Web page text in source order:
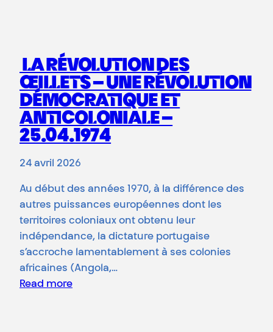
LA RÉVOLUTION DES
ŒILLETS – UNE RÉVOLUTION
DÉMOCRATIQUE ET
ANTICOLONIALE –
25.04.1974
24 avril 2026
Au début des années 1970, à la différence des
autres puissances européennes dont les
territoires coloniaux ont obtenu leur
indépendance, la dictature portugaise
s’accroche lamentablement à ses colonies
africaines (Angola,…
Read more